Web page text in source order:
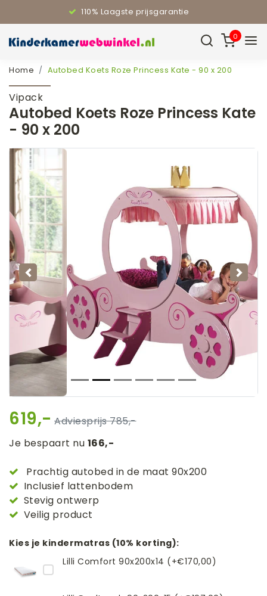
110% Laagste prijsgarantie
0
Home Autobed Koets Roze Princess Kate - 90 x 200
Vipack
Autobed Koets Roze Princess Kate
- 90 x 200
Vorige
619,-
785,-
Je bespaart nu 166,-
Prachtig autobed in de maat 90x200
Inclusief lattenbodem
Stevig ontwerp
Veilig product
Kies je kindermatras (10% korting):
Lilli Comfort 90x200x14 (+€170,00)